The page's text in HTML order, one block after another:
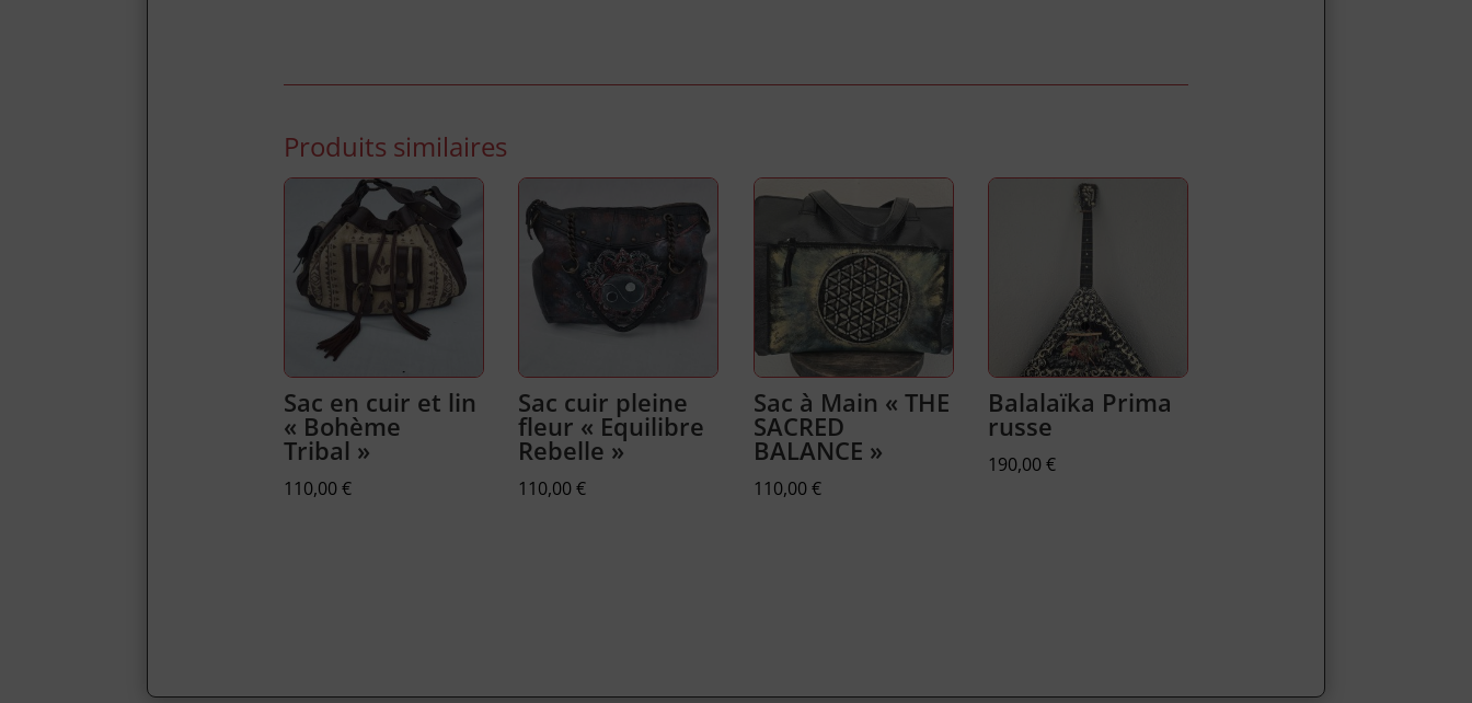
Produits similaires
Sac en cuir et lin
« Bohème
Tribal »
110,00€
Sac cuir pleine
fleur « Equilibre
Rebelle »
110,00€
Sac à Main « THE
SACRED
BALANCE »
110,00€
Balalaïka Prima
russe
190,00€